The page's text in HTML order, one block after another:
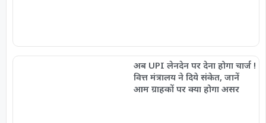
अब UPI लेनदेन पर देना होगा चार्ज !
वित्त मंत्रालय ने दिये संकेत, जानें
आम ग्राहकों पर क्या होगा असर